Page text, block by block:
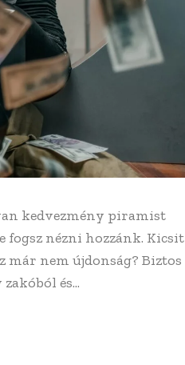
kedvezmény piramist
fogsz nézni hozzánk. Kicsit
már nem újdonság? Biztos
és...